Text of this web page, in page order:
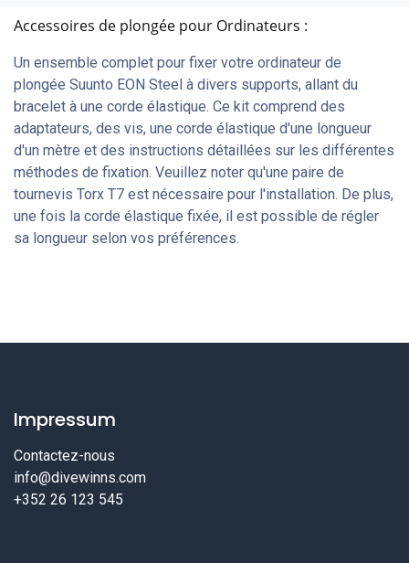
Accessoires de plongée pour Ordinateurs :
Un ensemble complet pour fixer votre ordinateur de
plongée Suunto EON Steel à divers supports, allant du
bracelet à une corde élastique. Ce kit comprend des
adaptateurs, des vis, une corde élastique d'une longueur
d'un mètre et des instructions détaillées sur les différentes
méthodes de fixation. Veuillez noter qu'une paire de
tournevis Torx T7 est nécessaire pour l'installation. De plus,
une fois la corde élastique fixée, il est possible de régler
sa longueur selon vos préférences.
Impressum
Contactez-nous
info@divewinns.com
+352 26 123 545